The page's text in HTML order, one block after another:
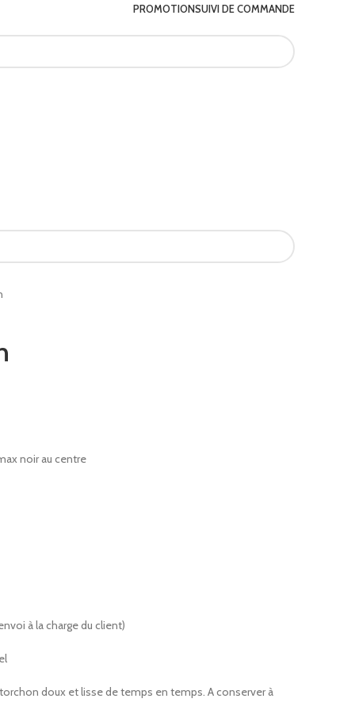
PROMOTIONSUIVI DE COMMANDE
noir au centre
à la charge du client)
doux et lisse de temps en temps. A conserver à